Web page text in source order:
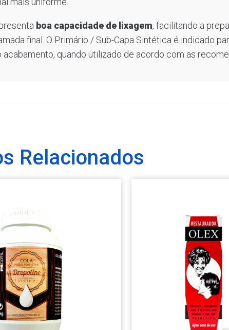
boa capacidade de lixagem, facilitando a
final. O Primário / Sub-Capa Sintética é indicado
acabamento, quando utilizado de acordo com as
Relacionados